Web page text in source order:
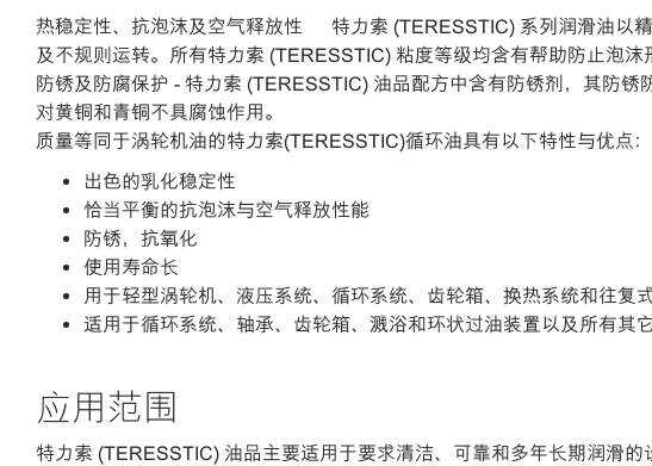
热稳定性、抗泡沫及空气释放性 – 特力索 (TERESSTIC) 系列润滑油以
及不规则运转。所有特力索 (TERESSTIC) 粘度等级均含有帮助防止泡沫
防锈及防腐保护 - 特力索 (TERESSTIC) 油品配方中含有防锈剂，其防
对黄铜和青铜不具腐蚀作用。
质量等同于涡轮机油的特力索(TERESSTIC)循环油具有以下特性与优点：
出色的乳化稳定性
恰当平衡的抗泡沫与空气释放性能
防锈，抗氧化
使用寿命长
用于轻型涡轮机、液压系统、循环系统、齿轮箱、换热系统和往复
适用于循环系统、轴承、齿轮箱、溅浴和环状过油装置以及所有其
应用范围
特力索 (TERESSTIC) 油品主要适用于要求清洁、可靠和多年长期润滑